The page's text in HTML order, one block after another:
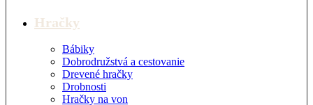
Hračky
Bábiky
Dobrodružstvá a cestovanie
Drevené hračky
Drobnosti
Hračky na von